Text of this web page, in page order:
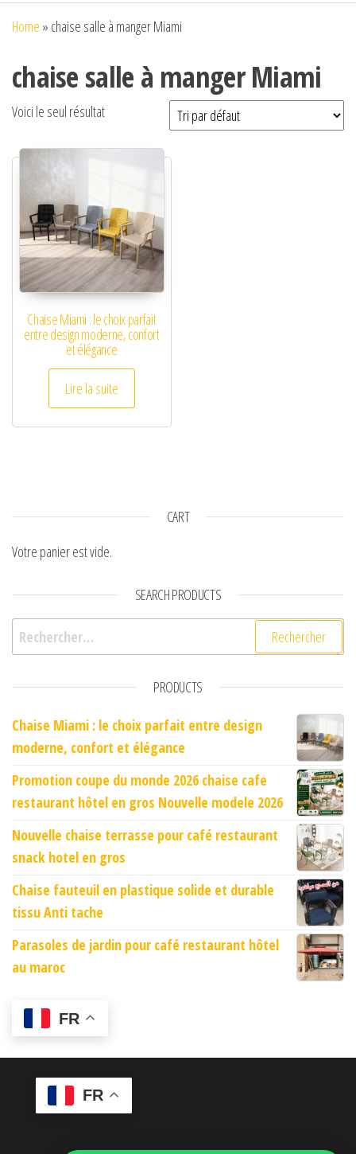
Home » chaise salle à manger Miami
chaise salle à manger Miami
Voici le seul résultat
Chaise Miami : le choix parfait
entre design moderne, confort
et élégance
Lire la suite
CART
Votre panier est vide.
SEARCH PRODUCTS
Rechercher :
PRODUCTS
Chaise Miami : le choix parfait entre design
moderne, confort et élégance
Promotion coupe du monde 2026 chaise cafe
restaurant hôtel en gros Nouvelle modele 2026
Nouvelle chaise terrasse pour café restaurant
snack hotel en gros
Chaise fauteuil en plastique solide et durable
tissu Anti tache
Parasoles de jardin pour café restaurant hôtel
au maroc
FR
FR